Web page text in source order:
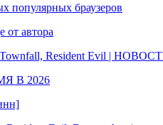
популярных браузеров
от автора
Townfall, Resident Evil |
В 2026